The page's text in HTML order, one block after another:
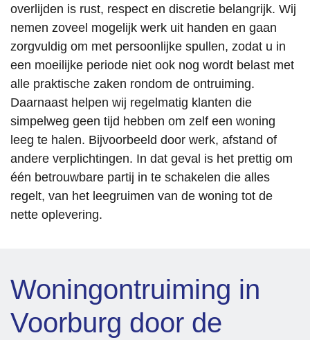
overlijden is rust, respect en discretie belangrijk. Wij
nemen zoveel mogelijk werk uit handen en gaan
zorgvuldig om met persoonlijke spullen, zodat u in
een moeilijke periode niet ook nog wordt belast met
alle praktische zaken rondom de ontruiming.
Daarnaast helpen wij regelmatig klanten die
simpelweg geen tijd hebben om zelf een woning
leeg te halen. Bijvoorbeeld door werk, afstand of
andere verplichtingen. In dat geval is het prettig om
één betrouwbare partij in te schakelen die alles
regelt, van het leegruimen van de woning tot de
nette oplevering.
Woningontruiming in
Voorburg door de